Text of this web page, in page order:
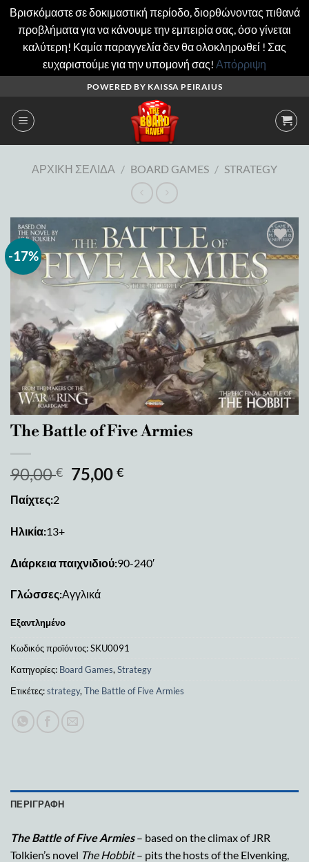
Βρισκόμαστε σε δοκιμαστική περίοδο, διορθώνοντας πιθανά
προβλήματα για να κάνουμε την εμπειρία σας, όσο γίνεται
καλύτερη! Καμία παραγγελία δεν θα ολοκληρωθεί ! Σας
ευχαριστούμε για την υπομονή σας! Απόρριψη
περιεχόμενο
POWERED BY KAISSA PEIRAIUS
ΑΡΧΙΚΉ ΣΕΛΊΔΑ / BOARD GAMES / STRATEGY
-17%
Add to
wishlist
The Battle of Five Armies
90,00€ 75,00€
Παίχτες:2
Ηλικία:13+
Διάρκεια παιχνιδιού:90-240′
Γλώσσες:Αγγλικά
Εξαντλημένο
Κωδικός προϊόντος:SKU0091
Κατηγορίες: Board Games, Strategy
Ετικέτες:strategy, The Battle of Five Armies
ΠΕΡΙΓΡΑΦΉ
The Battle of Five Armies– based on the climax of JRR
Tolkien’s novel The Hobbit– pits the hosts of the Elvenking,